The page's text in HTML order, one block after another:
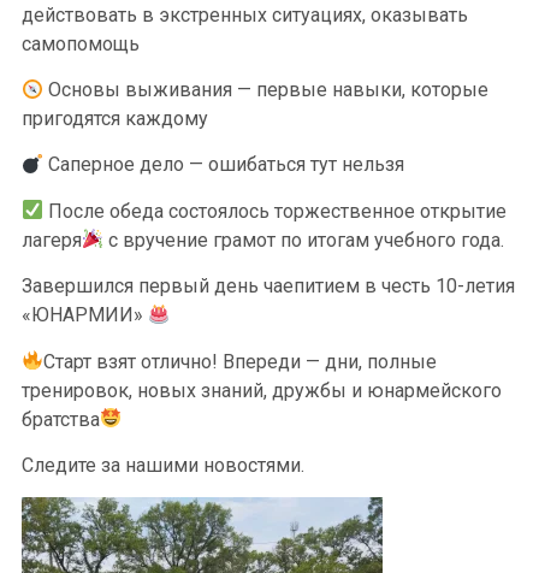
действовать в экстренных ситуациях, оказывать
самопомощь
Основы выживания — первые навыки, которые
пригодятся каждому
Саперное дело — ошибаться тут нельзя
После обеда состоялось торжественное открытие
лагеря
с вручение грамот по итогам учебного года.
Завершился первый день чаепитием в честь 10-летия
«ЮНАРМИИ»
Старт взят отлично! Впереди — дни, полные
тренировок, новых знаний, дружбы и юнармейского
братства
Следите за нашими новостями.